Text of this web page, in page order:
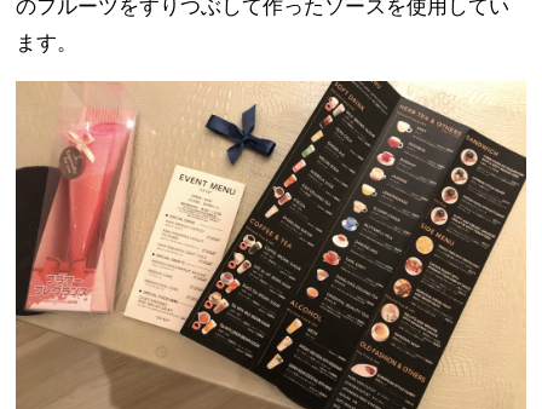
のフルーツをすりつぶして作ったソースを使用してい
ます。